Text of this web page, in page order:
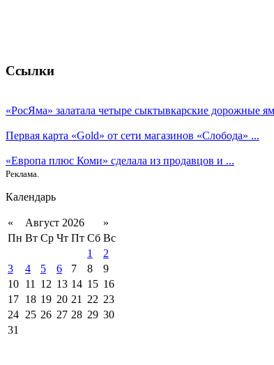
Ссылки
«РосЯма» залатала четыре сыктывкарские дорожные
Первая карта «Gold» от сети магазинов «Слобода» ...
«Европа плюс Коми» сделала из продавцов и ...
Реклама.
Календарь
« Август 2026
»
Пн Вт Ср Чт Пт Сб Вс
1
2
3
4 5 6 7 8
9
10 11 12 13 14 15 16
17 18 19 20 21 22 23
24 25 26 27 28 29 30
31